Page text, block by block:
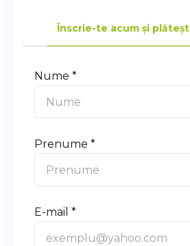
Înscrie-te acum și
Nume *
Prenume *
E-mail *